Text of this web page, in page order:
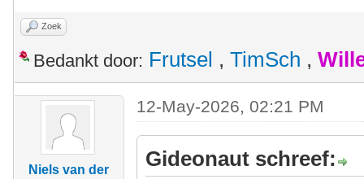
Zoek
Bedankt door: Frutsel , TimSch ,
Niels van der
12-May-2026, 02:21 PM
Gideonaut schreef: